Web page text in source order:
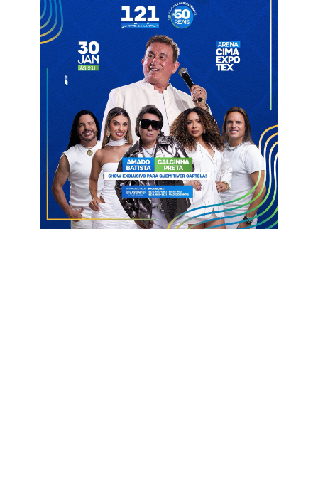
segunda etapa. Na partida deste domingo (30), o placar final foi
de 1 a 1, e no agregado, o Dinossauro levou a melhor,
vencendo por 2 a 1.
Informações com Arena Correio
Almeidão Final do Paraibano
Recorde de público